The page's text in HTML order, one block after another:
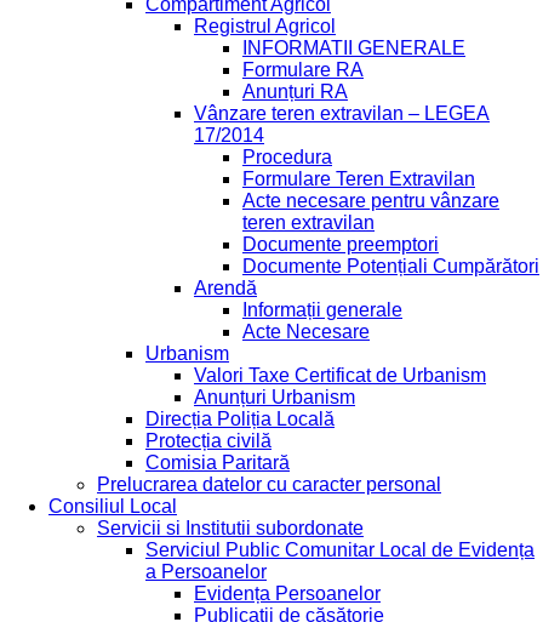
Compartiment Agricol
Registrul Agricol
INFORMATII GENERALE
Formulare RA
Anunțuri RA
Vânzare teren extravilan – LEGEA
17/2014
Procedura
Formulare Teren Extravilan
Acte necesare pentru vânzare
teren extravilan
Documente preemptori
Documente Potențiali Cumpărători
Arendă
Informații generale
Acte Necesare
Urbanism
Valori Taxe Certificat de Urbanism
Anunțuri Urbanism
Direcția Poliția Locală
Protecția civilă
Comisia Paritară
Prelucrarea datelor cu caracter personal
Consiliul Local
Servicii si Institutii subordonate
Serviciul Public Comunitar Local de Evidența
a Persoanelor
Evidența Persoanelor
Publicații de căsătorie